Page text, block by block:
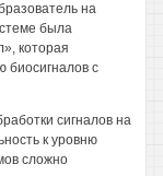
на
была
которая
биосигналов с
сигналов на
к уровню
сложно